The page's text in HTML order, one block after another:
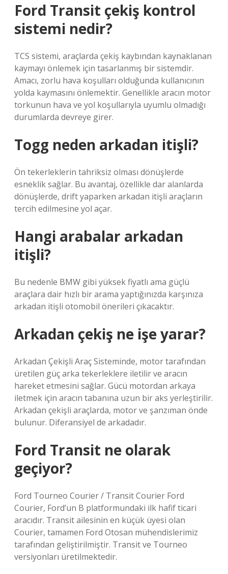
Ford Transit çekiş kontrol
sistemi nedir?
TCS sistemi, araçlarda çekiş kaybından kaynaklanan
kaymayı önlemek için tasarlanmış bir sistemdir.
Amacı, zorlu hava koşulları olduğunda kullanıcının
yolda kaymasını önlemektir. Genellikle aracın motor
torkunun hava ve yol koşullarıyla uyumlu olmadığı
durumlarda devreye girer.
Togg neden arkadan itişli?
Ön tekerleklerin tahriksiz olması dönüşlerde
esneklik sağlar. Bu avantaj, özellikle dar alanlarda
dönüşlerde, drift yaparken arkadan itişli araçların
tercih edilmesine yol açar.
Hangi arabalar arkadan
itişli?
Bu nedenle BMW gibi yüksek fiyatlı ama güçlü
araçlara dair hızlı bir arama yaptığınızda karşınıza
arkadan itişli otomobil önerileri çıkacaktır.
Arkadan çekiş ne işe yarar?
Arkadan Çekişli Araç Sisteminde, motor tarafından
üretilen güç arka tekerleklere iletilir ve aracın
hareket etmesini sağlar. Gücü motordan arkaya
iletmek için aracın tabanına uzun bir aks yerleştirilir.
Arkadan çekişli araçlarda, motor ve şanzıman önde
bulunur. Diferansiyel de arkadadır.
Ford Transit ne olarak
geçiyor?
Ford Tourneo Courier / Transit Courier Ford
Courier, Ford’un B platformundaki ilk hafif ticari
aracıdır. Transit ailesinin en küçük üyesi olan
Courier, tamamen Ford Otosan mühendislerimiz
tarafından geliştirilmiştir. Transit ve Tourneo
versiyonları üretilmektedir.